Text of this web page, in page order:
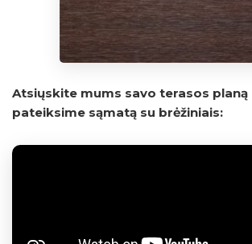
Atsiųskite mums savo terasos planą
pateiksime sąmatą su brėžiniais: